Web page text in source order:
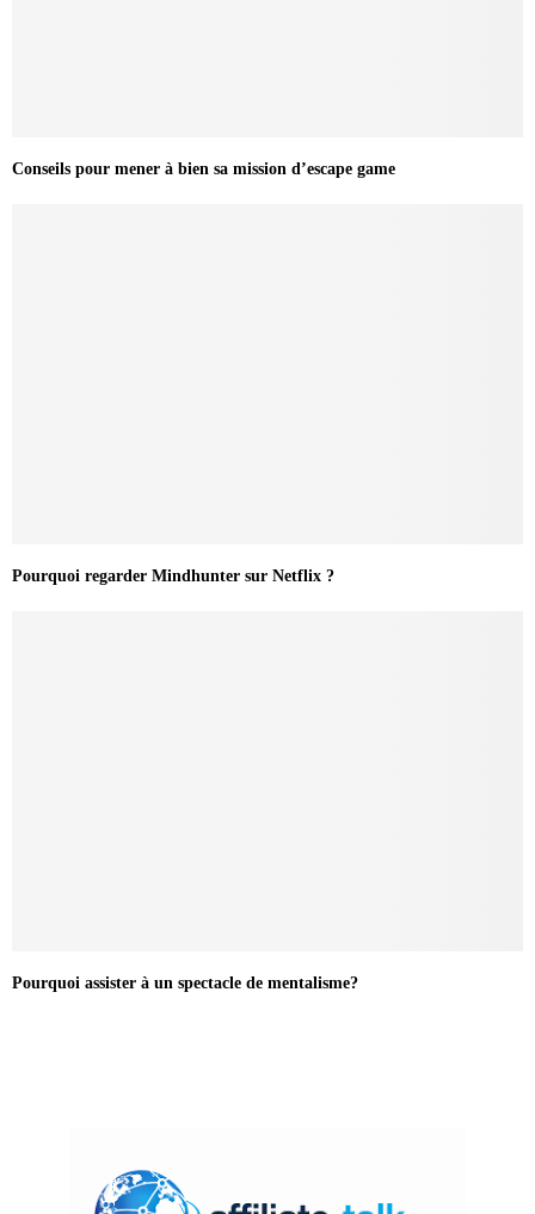
Conseils pour mener à bien sa mission d’escape game
Pourquoi regarder Mindhunter sur Netflix ?
Pourquoi assister à un spectacle de mentalisme?